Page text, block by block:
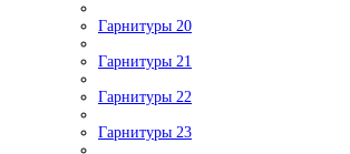
Гарнитуры 20
Гарнитуры 21
Гарнитуры 22
Гарнитуры 23